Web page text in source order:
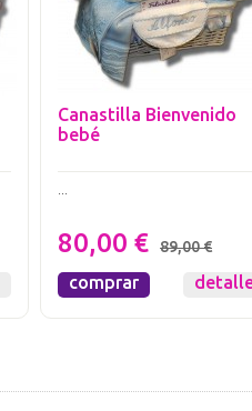
Canastilla Bienvenido
bebé
80,00 € 89,00 €
comprar